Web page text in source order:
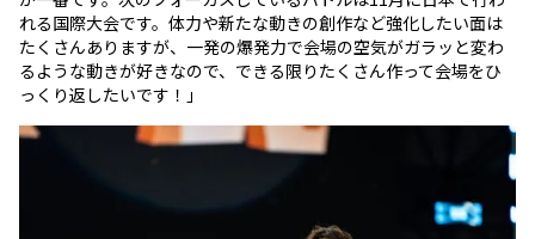
れる国際大会です。体力や新たな動きの創作など強化したい面は
たくさんありますが、一発の爆発力で会場の空気がガラッと変わ
るような動きが好きなので、できる限りたくさん作って会場をひ
っくり返したいです！」